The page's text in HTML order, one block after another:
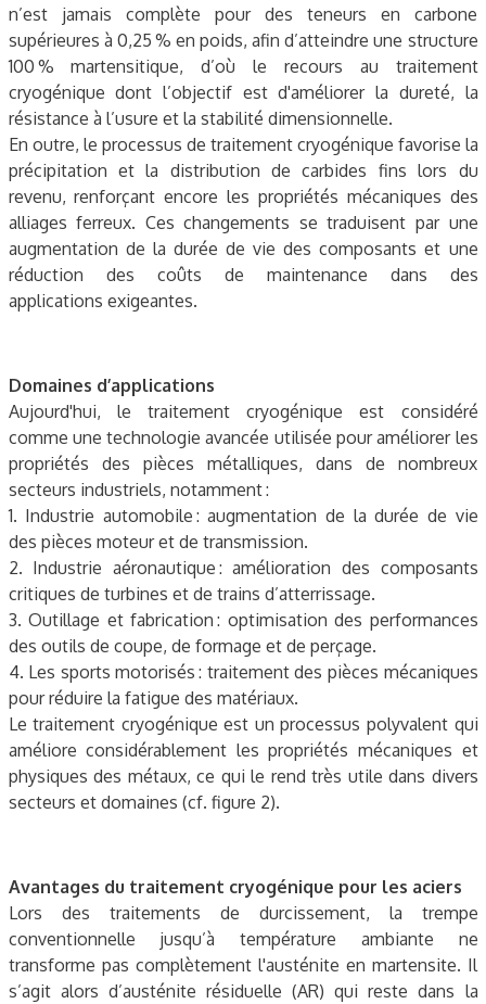
n’est jamais complète pour des teneurs en carbone
supérieures à 0,25 % en poids, afin d’atteindre une structure
100 % martensitique, d’où le recours au traitement
cryogénique dont l’objectif est d'améliorer la dureté, la
résistance à l’usure et la stabilité dimensionnelle.
En outre, le processus de traitement cryogénique favorise la
précipitation et la distribution de carbides fins lors du
revenu, renforçant encore les propriétés mécaniques des
alliages ferreux. Ces changements se traduisent par une
augmentation de la durée de vie des composants et une
réduction des coûts de maintenance dans des
applications exigeantes.
Domaines d’applications
Aujourd'hui, le traitement cryogénique est considéré
comme une technologie avancée utilisée pour améliorer les
propriétés des pièces métalliques, dans de nombreux
secteurs industriels, notamment :
1. Industrie automobile : augmentation de la durée de vie
des pièces moteur et de transmission.
2. Industrie aéronautique : amélioration des composants
critiques de turbines et de trains d’atterrissage.
3. Outillage et fabrication : optimisation des performances
des outils de coupe, de formage et de perçage.
4. Les sports motorisés : traitement des pièces mécaniques
pour réduire la fatigue des matériaux.
Le traitement cryogénique est un processus polyvalent qui
améliore considérablement les propriétés mécaniques et
physiques des métaux, ce qui le rend très utile dans divers
secteurs et domaines (cf. figure 2).
Avantages du traitement cryogénique pour les aciers
Lors des traitements de durcissement, la trempe
conventionnelle jusqu’à température ambiante ne
transforme pas complètement l'austénite en martensite. Il
s’agit alors d’austénite résiduelle (AR) qui reste dans la